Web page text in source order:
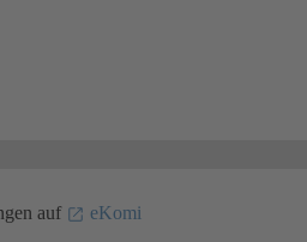
auf
eKomi